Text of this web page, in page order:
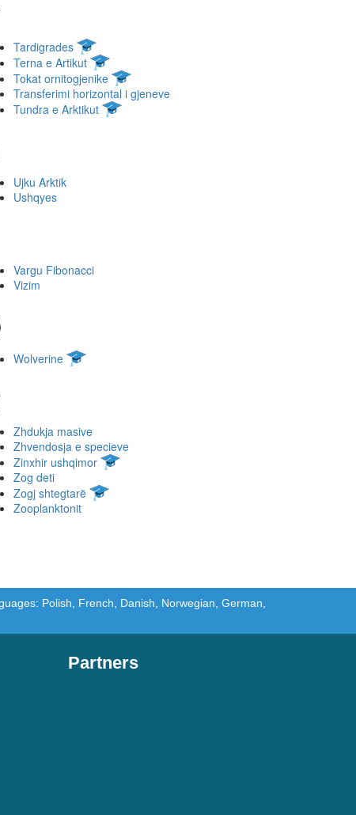
Tardigrades
Terna e Artikut
Tokat ornitogjenike
Transferimi horizontal i gjeneve
Tundra e Arktikut
Ujku Arktik
Ushqyes
Vargu Fibonacci
Vizim
Wolverine
Zhdukja masive
Zhvendosja e specieve
Zinxhir ushqimor
Zog deti
Zogj shtegtarë
Zooplanktonit
Polish, French, Danish, Norwegian, German,
Partners